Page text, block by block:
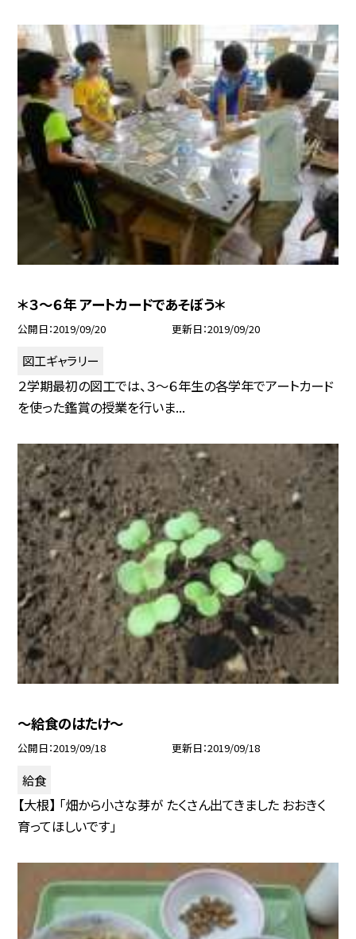
＊３〜６年 アートカードであそぼう＊
公開日 2019/09/20 更新日 2019/09/20
図工ギャラリー
２学期最初の図工では、３〜６年生の各学年でアートカード
を使った鑑賞の授業を行いま...
〜給食のはたけ〜
公開日 2019/09/18 更新日 2019/09/18
給食
【大根】 「畑から小さな芽が たくさん出てきました おおきく
育ってほしいです」